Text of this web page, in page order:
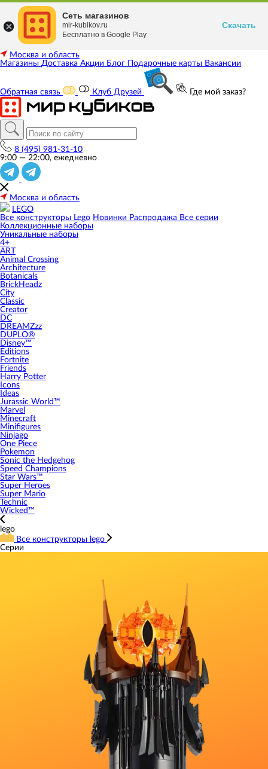
Москва и область
Магазины Доставка Акции Блог Подарочные карты Вакансии
Обратная связь Клуб Друзей Где мой заказ?
8 (495) 981-31-10
9:00 — 22:00, ежедневно
Москва и область
LEGO
Все конструкторы Lego Новинки Распродажа Все серии
Коллекционные наборы
Уникальные наборы
4+
ART
Animal Crossing
Architecture
Botanicals
BrickHeadz
City
Classic
Creator
DC
DREAMZzz
DUPLO®
Disney™
Editions
Fortnite
Friends
Harry Potter
Icons
Ideas
Jurassic World™
Marvel
Minecraft
Minifigures
Ninjago
One Piece
Pokemon
Sonic the Hedgehog
Speed Champions
Star Wars™
Super Heroes
Super Mario
Technic
Wicked™
lego
Все конструкторы lego
Серии
Сеть магазинов
mir-kubikov.ru
Бесплатно в Google Play
Скачать